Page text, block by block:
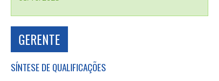
GERENTE
SÍNTESE DE QUALIFICAÇÕES